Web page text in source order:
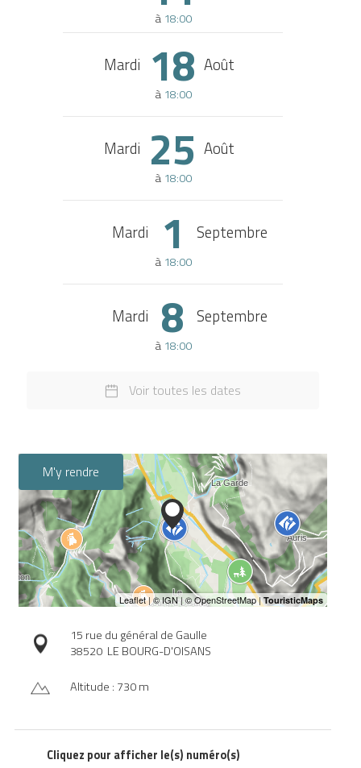
à 18:00
Mardi 18 Août
à 18:00
Mardi 25 Août
à 18:00
Mardi 1 Septembre
à 18:00
Mardi 8 Septembre
à 18:00
Voir toutes les dates
M'y rendre
15 rue du général de Gaulle
38520 LE BOURG-D'OISANS
Altitude : 730 m
Cliquez pour afficher le(s) numéro(s)